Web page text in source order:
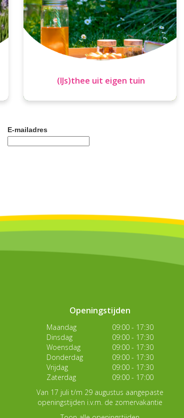
(IJs)thee uit eigen tuin
E-mailadres
Openingstijden
Maandag
09:00 - 17:30
Dinsdag
09:00 - 17:30
Woensdag
09:00 - 17:30
Donderdag
09:00 - 17:30
Vrijdag
09:00 - 17:30
Zaterdag
09:00 - 17:00
Van 17 juli t/m 29 augustus aangepaste
openingstijden i.v.m. de zomervakantie